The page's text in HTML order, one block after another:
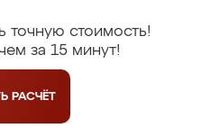
точную стоимость!
за 15 минут!
РАСЧЁТ